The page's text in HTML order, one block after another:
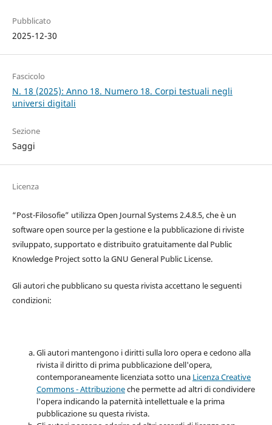
Pubblicato
2025-12-30
Fascicolo
N. 18 (2025): Anno 18. Numero 18. Corpi testuali negli
universi digitali
Sezione
Saggi
Licenza
“Post-Filosofie” utilizza Open Journal Systems 2.4.8.5, che è un
software open source per la gestione e la pubblicazione di riviste
sviluppato, supportato e distribuito gratuitamente dal Public
Knowledge Project sotto la GNU General Public License.
Gli autori che pubblicano su questa rivista accettano le seguenti
condizioni:
Gli autori mantengono i diritti sulla loro opera e cedono alla
rivista il diritto di prima pubblicazione dell'opera,
contemporaneamente licenziata sotto una Licenza Creative
Commons - Attribuzioneche permette ad altri di condividere
l'opera indicando la paternità intellettuale e la prima
pubblicazione su questa rivista.